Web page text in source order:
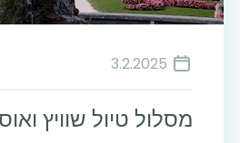
3.2.2025
מסלול טיול שוויץ